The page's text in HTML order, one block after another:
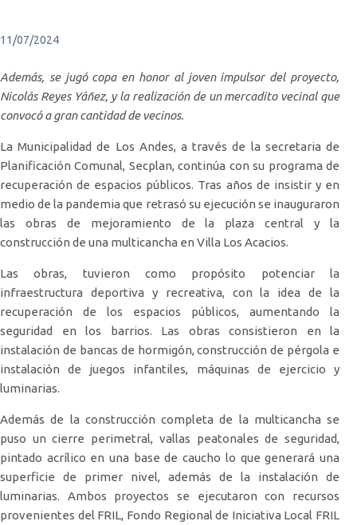
11/07/2024
Además, se jugó copa en honor al joven impulsor del proyecto,
Nicolás Reyes Yáñez, y la realización de un mercadito vecinal que
convocó a gran cantidad de vecinos.
La Municipalidad de Los Andes, a través de la secretaria de
Planificación Comunal, Secplan, continúa con su programa de
recuperación de espacios públicos. Tras años de insistir y en
medio de la pandemia que retrasó su ejecución se inauguraron
las obras de mejoramiento de la plaza central y la
construcción de una multicancha en Villa Los Acacios.
Las obras, tuvieron como propósito potenciar la
infraestructura deportiva y recreativa, con la idea de la
recuperación de los espacios públicos, aumentando la
seguridad en los barrios. Las obras consistieron en la
instalación de bancas de hormigón, construcción de pérgola e
instalación de juegos infantiles, máquinas de ejercicio y
luminarias.
Además de la construcción completa de la multicancha se
puso un cierre perimetral, vallas peatonales de seguridad,
pintado acrílico en una base de caucho lo que generará una
superficie de primer nivel, además de la instalación de
luminarias. Ambos proyectos se ejecutaron con recursos
provenientes del FRIL, Fondo Regional de Iniciativa Local FRIL